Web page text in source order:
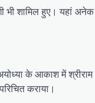
भी शामिल हुए। यहां
के आकाश में
कराया।